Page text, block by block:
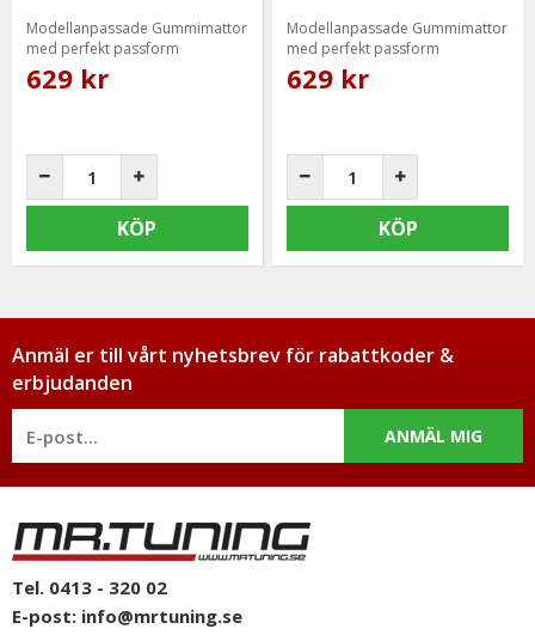
Modellanpassade Gummimattor
med perfekt passform
629 kr
KÖP
Modellanpassade Gummimattor
med perfekt passform
629 kr
KÖP
Anmäl er till vårt nyhetsbrev för rabattkoder &
erbjudanden
ANMÄL MIG
Tel. 0413 - 320 02
E-post: info@mrtuning.se